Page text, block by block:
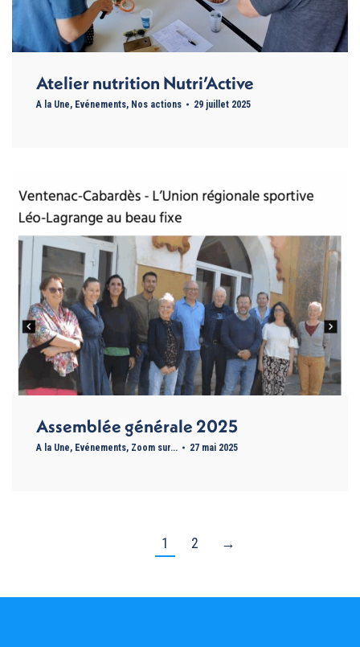
Atelier nutrition Nutri’Active
A la Une, Evénements, Nos actions 29 juillet 2025
Assemblée générale 2025
A la Une, Evénements, Zoom sur... 27 mai 2025
1 2 →